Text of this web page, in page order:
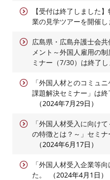
【受付は終了しました
業の見学ツアーを開催し
広島県・広島弁護士会
メント～外国人雇用の
ミナー（7/30）は終了し
「外国人材とのコミュ
課題解決セミナー」は終
2024年7月29日
「外国人材受入に向け
の特徴とは？～」セミナ
2024年6月17日
「外国人材受入企業等
た。
2024年4月1日